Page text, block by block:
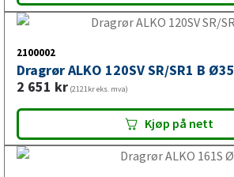
2100002
Dragrør ALKO 120SV SR/SR1 B Ø35
2 651 kr (2121kr eks. mva)
Kjøp på nett